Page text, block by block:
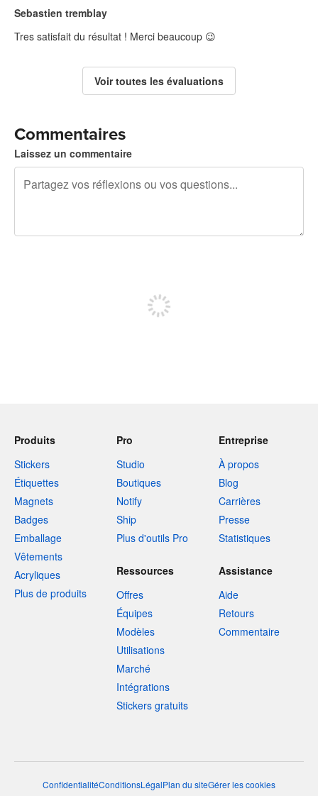
Sebastien tremblay
Tres satisfait du résultat ! Merci beaucoup 😉
Voir toutes les évaluations
Commentaires
Laissez un commentaire
Produits
Stickers
Étiquettes
Magnets
Badges
Emballage
Vêtements
Acryliques
Plus de produits
Pro
Studio
Boutiques
Notify
Ship
Plus d'outils Pro
Entreprise
À propos
Blog
Carrières
Presse
Statistiques
Ressources
Offres
Équipes
Modèles
Utilisations
Marché
Intégrations
Stickers gratuits
Assistance
Aide
Retours
Commentaire
ConfidentialitéConditionsLégalPlan du siteGérer les cookies